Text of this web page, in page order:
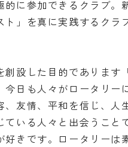
に参加できるクラブ。
」を真に実践するクラ
設した目的であります
日も人々がロータリー
友情、平和を信じ、人
いる人々と出会うこと
きです。ロータリーは